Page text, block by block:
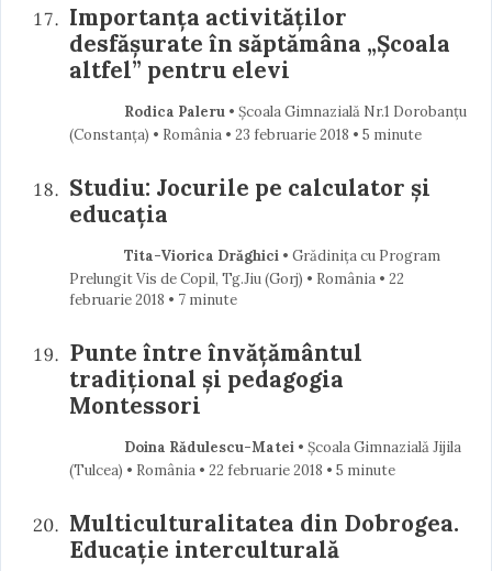
Importanța activităților
desfășurate în săptămâna „Școala
altfel” pentru elevi
Rodica Paleru• Școala Gimnazială Nr.1 Dorobanțu
(Constanţa) • România
23 februarie 2018 • 5 minute
Studiu: Jocurile pe calculator și
educația
Tita-Viorica Drăghici• Grădinița cu Program
Prelungit Vis de Copil, Tg.Jiu (Gorj) • România
22
februarie 2018 • 7 minute
Punte între învățământul
tradițional și pedagogia
Montessori
Doina Rădulescu-Matei• Școala Gimnazială Jijila
(Tulcea) • România
22 februarie 2018 • 5 minute
Multiculturalitatea din Dobrogea.
Educație interculturală